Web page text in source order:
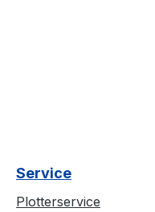
Service
Plotterservice